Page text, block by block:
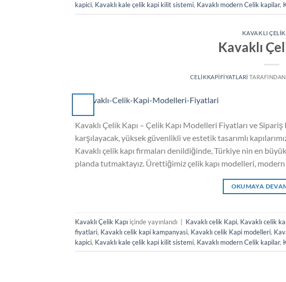
kapici, Kavaklı kale çelik kapi kilit sistemi, Kavaklı modern Celik kapilar,
KAVAKLI
Kavaklı
CELIKKAPIFIYATLARI TARAFINDAN
Kavaklı Çelik Kapı – Çelik Kapı Modelleri Fiyatları ve Sipariş
karşılayacak, yüksek güvenlikli ve estetik tasarımlı
Kavaklı çelik kapı firmaları denildiğinde, Türkiye nin en
planda tutmaktayız. Ürettiğimiz çelik kapı modelleri,
OKUMAYA
Kavaklı Çelik Kapı içinde yayınlandı | Kavaklı celik Kapi, Kavaklı celik
fiyatlari, Kavaklı celik kapi kampanyasi, Kavaklı celik Kapi modelleri,
kapici, Kavaklı kale çelik kapi kilit sistemi, Kavaklı modern Celik kapilar,